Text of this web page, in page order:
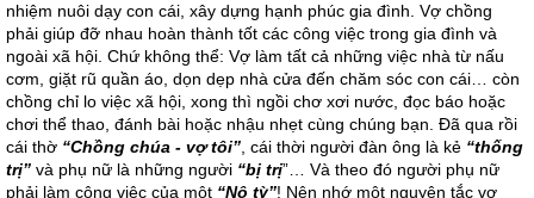
nhiệm nuôi dạy con cái, xây dựng hạnh phúc gia đình. Vợ chồng
phải giúp đỡ nhau hoàn thành tốt các công việc trong gia đình và
ngoài xã hội. Chứ không thể: Vợ làm tất cả những việc nhà từ nấu
cơm, giặt rũ quần áo, dọn dẹp nhà cửa đến chăm sóc con cái… còn
chồng chỉ lo việc xã hội, xong thì ngồi chơ xơi nước, đọc báo hoặc
chơi thể thao, đánh bài hoặc nhậu nhẹt cùng chúng bạn. Đã qua rồi
cái thờ “Chồng chúa - vợ tôi” , cái thời người đàn ông là kẻ “thống
trị” và phụ nữ là những người “bị trị”… Và theo đó người phụ nữ
phải làm công việc của một “Nô tỳ”! Nên nhớ một nguyên tắc vợ